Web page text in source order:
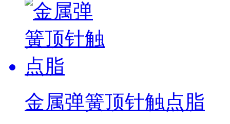
金属弹簧顶针触点脂